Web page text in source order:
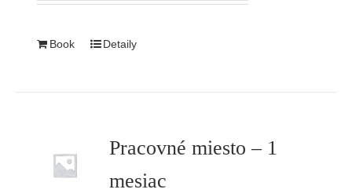
Book Detaily
Pracovné miesto – 1
mesiac